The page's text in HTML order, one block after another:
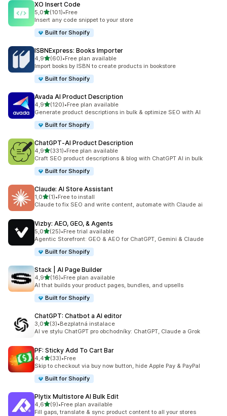
XO Insert Code
5,0z 5 hvězd
(101)
Celkový počet recenzí: 101
•Free
Insert any code snippet to your store
Built for Shopify
ISBNExpress: Books Importer
4,9z 5 hvězd
(60)
Celkový počet recenzí: 60
•Free plan available
Import books by ISBN to create products in bookstore
Built for Shopify
Avada AI Product Description
4,9z 5 hvězd
(120)
Celkový počet recenzí: 120
•Free plan available
Generate product descriptions in bulk & optimize SEO with AI
Built for Shopify
ChatGPT‑AI Product Description
4,9z 5 hvězd
(331)
Celkový počet recenzí: 331
•Free plan available
Craft SEO product descriptions & blog with ChatGPT AI in bulk
Built for Shopify
Claude: AI Store Assistant
1,0z 5 hvězd
(1)
Celkový počet recenzí: 1
•Free to install
Claude to fix SEO and write content, automate with Claude ai
Vizby: AEO, GEO, & Agents
5,0z 5 hvězd
(25)
Celkový počet recenzí: 25
•Free trial available
Agentic Storefront: GEO & AEO for ChatGPT, Gemini & Claude
Built for Shopify
Stack | AI Page Builder
4,9z 5 hvězd
(16)
Celkový počet recenzí: 16
•Free plan available
AI that builds your product pages, bundles, and upsells
Built for Shopify
ChatGPT: Chatbot a AI editor
3,0z 5 hvězd
(3)
Celkový počet recenzí: 3
•Bezplatná instalace
AI ve stylu ChatGPT pro obchodníky: ChatGPT, Claude a Grok
PF: Sticky Add To Cart Bar
4,4z 5 hvězd
(33)
Celkový počet recenzí: 33
•Free
Skip to checkout via buy now button, hide Apple Pay & PayPal
Built for Shopify
Plytix Multistore AI Bulk Edit
4,6z 5 hvězd
(9)
Celkový počet recenzí: 9
•Free plan available
Fill gaps, translate & sync product content to all your stores